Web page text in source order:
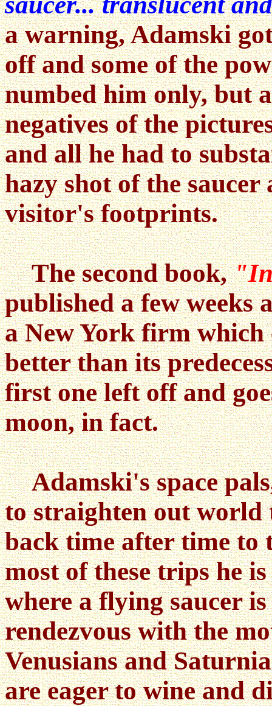
a warning, Adamski
off and some of the
numbed him only, but
negatives of the
and all he had to
hazy shot of the
visitor's footprints.
The second book,
published a few weeks
a New York firm which
better than its
first one left off and
moon, in fact.
Adamski's space
to straighten out world
back time after time to
most of these trips he
where a flying saucer
rendezvous with the
Venusians and
are eager to wine and